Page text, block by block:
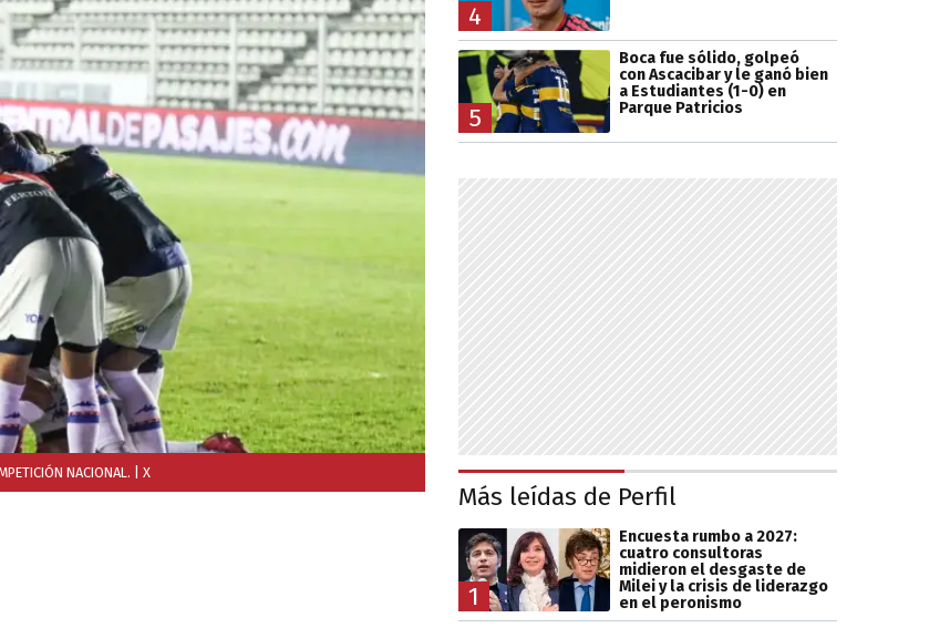
NACIONAL. | X
4
5
Boca fue sólido, golpeó
con Ascacibar y le ganó bien
a Estudiantes (1-0) en
Parque Patricios
Más leídas de Perfil
1
Encuesta rumbo a 2027:
cuatro consultoras
midieron el desgaste de
Milei y la crisis de liderazgo
en el peronismo